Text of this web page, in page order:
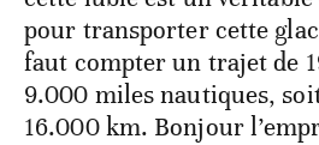
pour transporter cette
faut compter un trajet de
9.000 miles nautiques,
16.000 km. Bonjour